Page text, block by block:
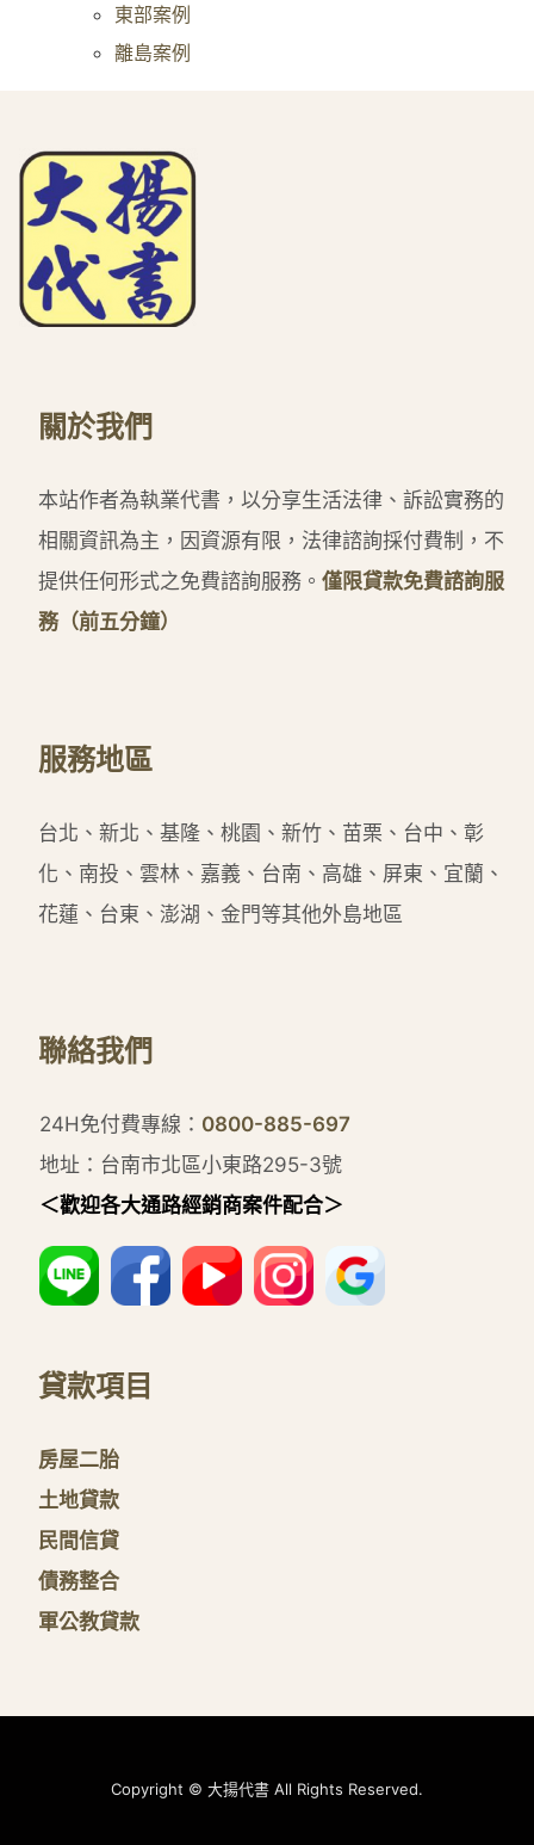
東部案例
離島案例
關於我們
本站作者為執業代書，以分享生活法律、訴訟實務的
相關資訊為主，因資源有限，法律諮詢採付費制，不
提供任何形式之免費諮詢服務。 僅限貸款免費諮詢服
務（前五分鐘）
服務地區
台北、新北、基隆、桃園、新竹、苗栗、台中、彰
化、南投、雲林、嘉義、台南、高雄、屏東、宜蘭、
花蓮、台東、澎湖、金門等其他外島地區
聯絡我們
24H免付費專線： 0800-885-697
地址：台南市北區小東路295-3號
＜歡迎各大通路經銷商案件配合＞
貸款項目
房屋二胎
土地貸款
民間信貸
債務整合
軍公教貸款
Copyright © 大揚代書 All Rights Reserved.